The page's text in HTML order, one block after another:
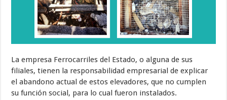
La empresa Ferrocarriles del Estado, o alguna de sus
filiales, tienen la responsabilidad empresarial de explicar
el abandono actual de estos elevadores, que no cumplen
su función social, para lo cual fueron instalados.